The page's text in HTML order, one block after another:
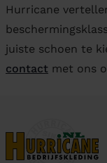
Hurricane
juiste schoen te
contact met ons